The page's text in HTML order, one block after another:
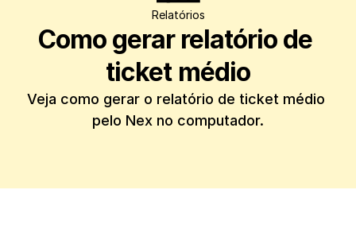
Relatórios
Como gerar relatório de
ticket médio
Veja como gerar o relatório de ticket médio
pelo Nex no computador.